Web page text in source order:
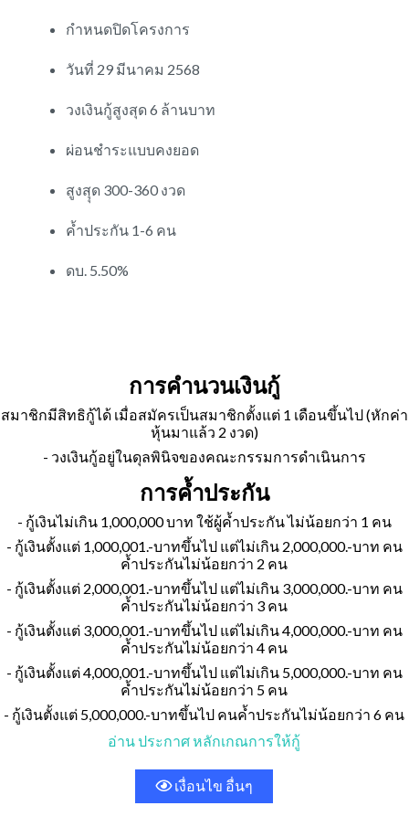
กำหนดปิดโครงการ
วันที่ 29 มีนาคม 2568
วงเงินกู้สูงสุด 6 ล้านบาท
ผ่อนชำระแบบคงยอด
สูงสุุด 300-360 งวด
ค้ำประกัน 1-6 คน
ดบ. 5.50%
การคำนวนเงินกู้
สมาชิกมีสิทธิกู้ได้ เมื่อสมัครเป็นสมาชิกตั้งแต่ 1 เดือนขึ้นไป (หักค่า
หุ้นมาแล้ว 2 งวด)
- วงเงินกู้อยู่ในดุลพินิจของคณะกรรมการดำเนินการ
การค้ำประกัน
- กู้เงินไม่เกิน 1,000,000 บาท ใช้ผู้ค้ำประกัน ไม่น้อยกว่า 1 คน
- กู้เงินตั้งแต่ 1,000,001.-บาทขึ้นไป แต่ไม่เกิน 2,000,000.-บาท คน
ค้ำประกันไม่น้อยกว่า 2 คน
- กู้เงินตั้งแต่ 2,000,001.-บาทขึ้นไป แต่ไม่เกิน 3,000,000.-บาท คน
ค้ำประกันไม่น้อยกว่า 3 คน
- กู้เงินตั้งแต่ 3,000,001.-บาทขึ้นไป แต่ไม่เกิน 4,000,000.-บาท คน
ค้ำประกันไม่น้อยกว่า 4 คน
- กู้เงินตั้งแต่ 4,000,001.-บาทขึ้นไป แต่ไม่เกิน 5,000,000.-บาท คน
ค้ำประกันไม่น้อยกว่า 5 คน
- กู้เงินตั้งแต่ 5,000,000.-บาทขึ้นไป คนค้ำประกันไม่น้อยกว่า 6 คน
อ่าน ประกาศ หลักเกณการให้กู้
เงื่อนไข อื่นๆ